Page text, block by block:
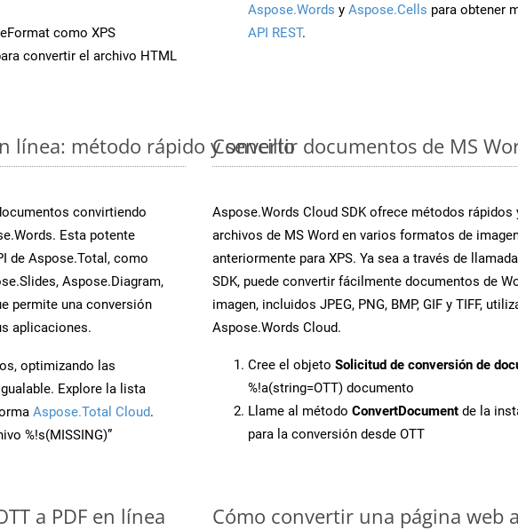
como XPS
convertir el archivo HTML
Aspose.Words y Aspose.Cells para obtener
API REST.
línea: método rápido y sencillo
convirtiendo
Esta potente
de Aspose.Total, como
Aspose.Diagram,
permite una conversión
aplicaciones.
optimizando las
Explore la lista
Aspose.Total Cloud.
%!s(MISSING)”
Convertir documentos de MS
Aspose.Words Cloud SDK ofrece métodos
archivos de MS Word en varios formatos de
anteriormente para XPS. Ya sea a través de
SDK, puede convertir fácilmente documentos de
imagen, incluidos JPEG, PNG, BMP, GIF y TIFF,
Aspose.Words Cloud.
Cree el objeto Solicitud de conversión de
%!a(string=OTT) documento
Llame al método ConvertDocument de la
para la conversión desde OTT
a PDF en línea Cómo convertir una página web